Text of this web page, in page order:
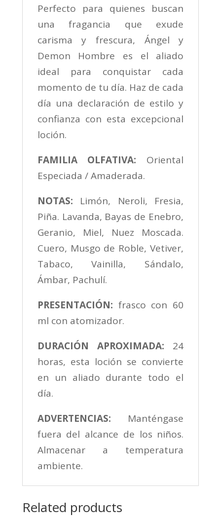
Perfecto para quienes buscan
una fragancia que exude
carisma y frescura, Ángel y
Demon Hombre es el aliado
ideal para conquistar cada
momento de tu día. Haz de cada
día una declaración de estilo y
confianza con esta excepcional
loción.
FAMILIA OLFATIVA: Oriental
Especiada / Amaderada.
NOTAS: Limón, Neroli, Fresia,
Piña. Lavanda, Bayas de Enebro,
Geranio, Miel, Nuez Moscada.
Cuero, Musgo de Roble, Vetiver,
Tabaco, Vainilla, Sándalo,
Ámbar, Pachulí.
PRESENTACIÓN: frasco con 60
ml con atomizador.
DURACIÓN APROXIMADA: 24
horas, esta loción se convierte
en un aliado durante todo el
día.
ADVERTENCIAS: Manténgase
fuera del alcance de los niños.
Almacenar a temperatura
ambiente.
Related products